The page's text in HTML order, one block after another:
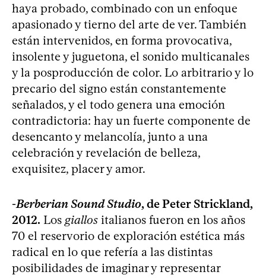
haya probado, combinado con un enfoque
apasionado y tierno del arte de ver. También
están intervenidos, en forma provocativa,
insolente y juguetona, el sonido multicanales
y la posproducción de color. Lo arbitrario y lo
precario del signo están constantemente
señalados, y el todo genera una emoción
contradictoria: hay un fuerte componente de
desencanto y melancolía, junto a una
celebración y revelación de belleza,
exquisitez, placer y amor.
-Berberian Sound Studio, de Peter Strickland,
2012. Los giallos italianos fueron en los años
70 el reservorio de exploración estética más
radical en lo que refería a las distintas
posibilidades de imaginar y representar